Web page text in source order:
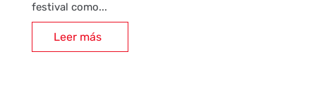
festival como...
Leer más